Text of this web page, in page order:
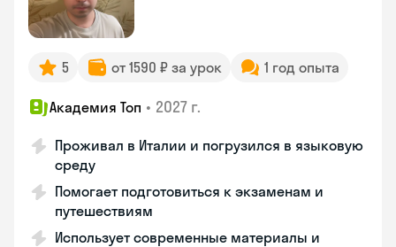
5 от 1590 ₽ за урок 1 год опыта
Академия Топ • 2027 г.
Проживал в Италии и погрузился в языковую
среду
Помогает подготовиться к экзаменам и
путешествиям
Использует современные материалы и